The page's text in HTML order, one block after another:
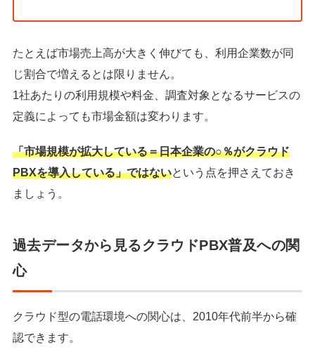
たとえば市場売上高が大きく伸びても、利用企業数が同
じ割合で増えるとは限りません。
1社あたりの利用規模や料金、調査対象となるサービスの
定義によっても市場金額は変わります。
「市場規模が拡大している＝日本企業の○％がクラウド
PBXを導入している」ではないという点を押さえておき
ましょう。
過去データから見るクラウドPBX普及への関
心
クラウド型の電話環境への関心は、2010年代前半から確
認できます。